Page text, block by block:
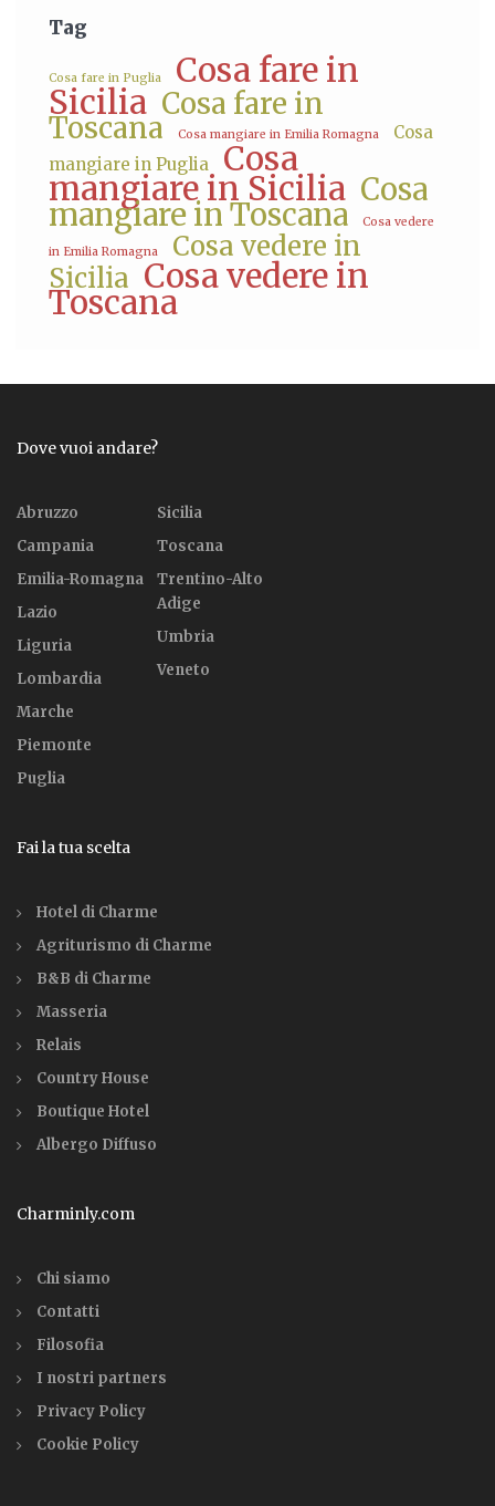
Tag
Cosa fare in Puglia Cosa fare in
Sicilia Cosa fare in
Toscana Cosa mangiare in Emilia Romagna
Cosa
mangiare in Puglia
Cosa
mangiare in Sicilia Cosa
mangiare in Toscana Cosa vedere
in Emilia Romagna
Cosa vedere in
Sicilia Cosa vedere in
Toscana
Dove vuoi andare?
Abruzzo
Campania
Emilia-Romagna
Lazio
Liguria
Lombardia
Marche
Piemonte
Puglia
Sicilia
Toscana
Trentino-Alto
Adige
Umbria
Veneto
Fai la tua scelta
Hotel di Charme
Agriturismo di Charme
B&B di Charme
Masseria
Relais
Country House
Boutique Hotel
Albergo Diffuso
Charminly.com
Chi siamo
Contatti
Filosofia
I nostri partners
Privacy Policy
Cookie Policy